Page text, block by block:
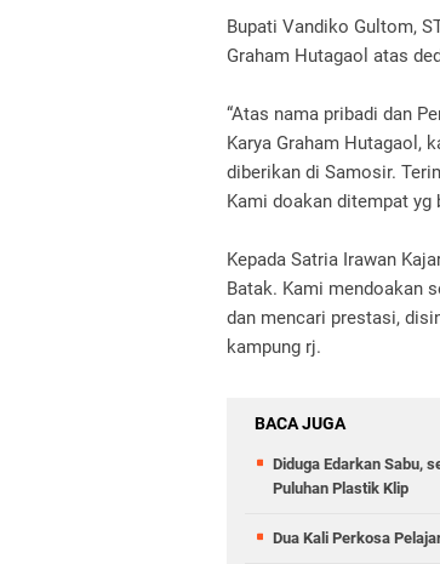
Bupati Vandiko Gultom,
Graham Hutagaol atas
“Atas nama pribadi dan
Karya Graham Hutagaol,
diberikan di Samosir.
Kami doakan ditempat
Kepada Satria Irawan
Batak. Kami mendoakan
dan mencari prestasi,
kampung rj.
BACA JUGA
Diduga Edarkan Sabu,
Puluhan Plastik Klip
Dua Kali Perkosa